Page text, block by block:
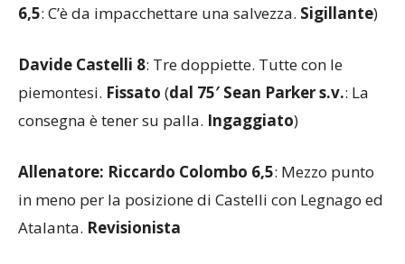
6,5: C’è da impacchettare una salvezza. Sigillante)
Davide Castelli 8: Tre doppiette. Tutte con le
piemontesi. Fissato (dal 75′ Sean Parker s.v.: La
consegna è tener su palla. Ingaggiato)
Allenatore: Riccardo Colombo 6,5: Mezzo punto
in meno per la posizione di Castelli con Legnago ed
Atalanta. Revisionista